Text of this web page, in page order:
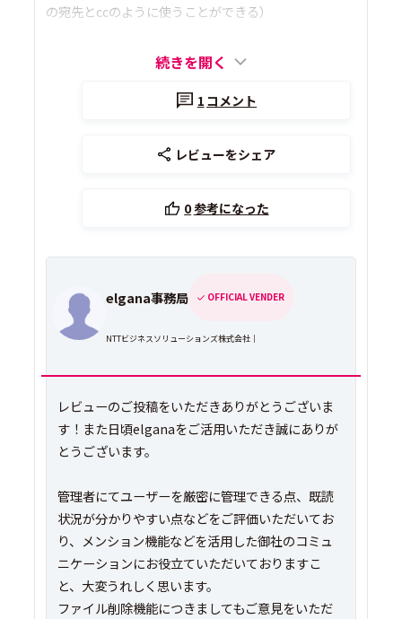
の宛先とccのように使うことができる）
続きを開く
1 コメント
レビューをシェア
0参考になった
elgana事務局 OFFICIAL VENDER
NTTビジネスソリューションズ株式会社｜
レビューのご投稿をいただきありがとうございま
す！また日頃elganaをご活用いただき誠にありが
とうございます。
管理者にてユーザーを厳密に管理できる点、既読
状況が分かりやすい点などをご評価いただいてお
り、メンション機能などを活用した御社のコミュ
ニケーションにお役立ていただいておりますこ
と、大変うれしく思います。
ファイル削除機能につきましてもご意見をいただ